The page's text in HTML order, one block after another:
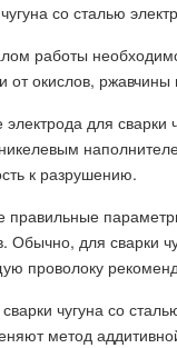
со сталью
работы
от окислов,
для сварки
к разрушению.
правильные
Обычно, для сварки
проволоку
чугуна со
метод